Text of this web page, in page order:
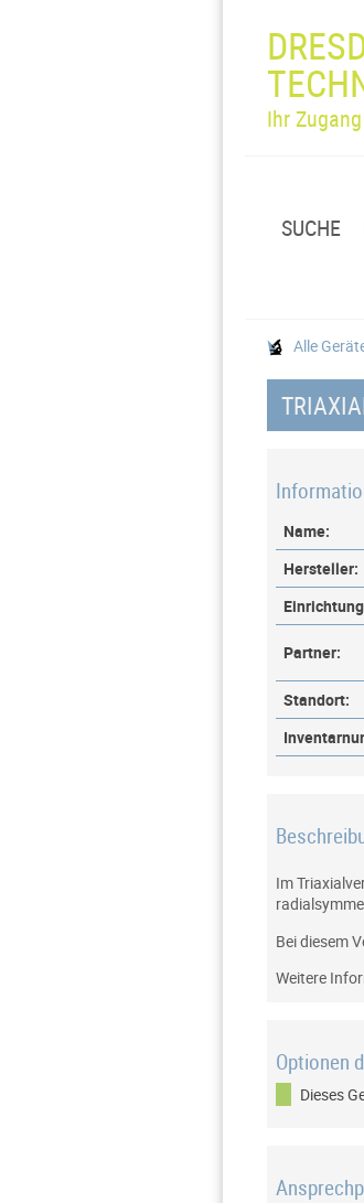
Ihr
SUCHE
Alle
Name:
Hersteller:
Partner:
Standort:
Im
Bei diesem
Weitere
Optionen
Dieses